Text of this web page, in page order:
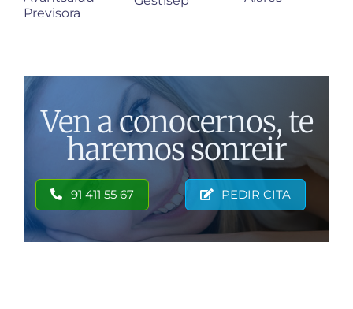
Previsora
Ven a conocernos, te
haremos sonreir
91 411 55 67 PEDIR CITA